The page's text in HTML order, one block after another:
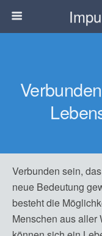
Verbunden sein,
neue Bedeutung
besteht die
Menschen aus aller